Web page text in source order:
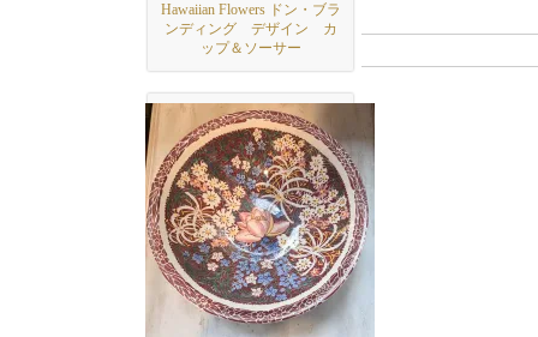
Hawaiian Flowers ドン・ブラ
ンディング デザイン カ
ップ＆ソーサー